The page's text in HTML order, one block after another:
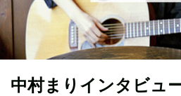
中村まりインタビュ